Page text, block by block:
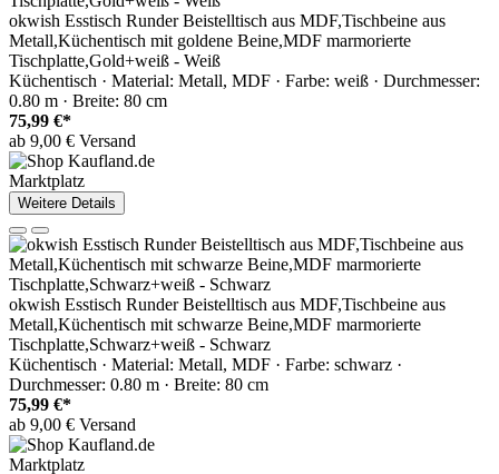
okwish Esstisch Runder Beistelltisch aus MDF,Tischbeine aus
Metall,Küchentisch mit goldene Beine,MDF marmorierte
Tischplatte,Gold+weiß - Weiß
Küchentisch · Material: Metall, MDF · Farbe: weiß · Durchmesser:
0.80 m · Breite: 80 cm
75,99 €*
ab 9,00 € Versand
Marktplatz
Weitere Details
okwish Esstisch Runder Beistelltisch aus MDF,Tischbeine aus
Metall,Küchentisch mit schwarze Beine,MDF marmorierte
Tischplatte,Schwarz+weiß - Schwarz
Küchentisch · Material: Metall, MDF · Farbe: schwarz ·
Durchmesser: 0.80 m · Breite: 80 cm
75,99 €*
ab 9,00 € Versand
Marktplatz